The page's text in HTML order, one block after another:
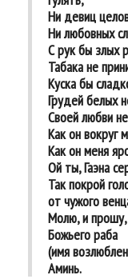
Ни девиц
Ни любовных
С рук бы злых
Табака не
Куска бы
Грудей белых
Своей любви
Как он вокруг
Как он меня
Ой ты, Гаэна
Так покрой
от чужого
Молю, и прошу,
Божьего раба
(имя
Аминь.